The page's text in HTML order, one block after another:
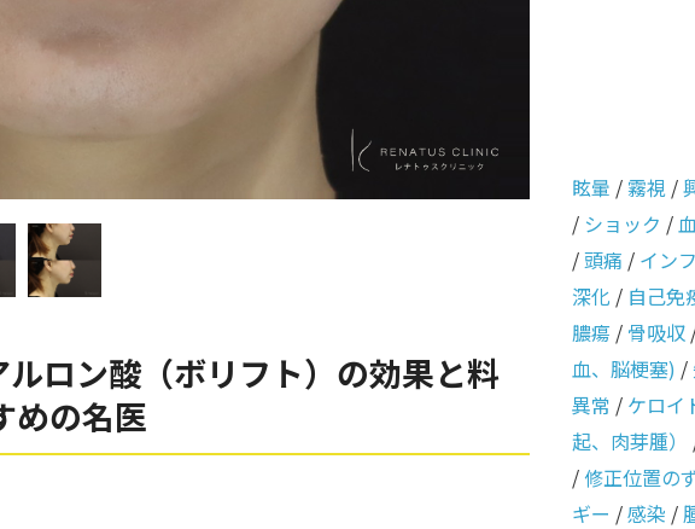
ロン酸（ボリフト）の効果と料
めの名医
眩暈 /霧視 /
/ ショック /
/頭痛 / イン
深化 / 自己免
膿瘍 / 骨吸収
血、脳梗塞) /
異常 / ケロイ
起、肉芽腫）
/修正位置の
ギー /感染 /